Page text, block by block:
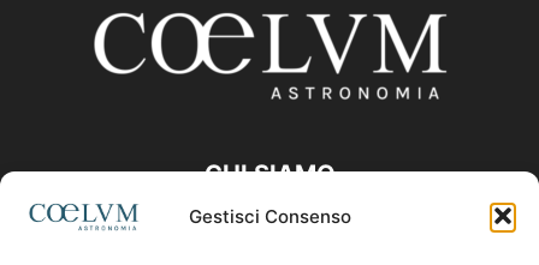
Gestisci Consenso
CHI SIAMO